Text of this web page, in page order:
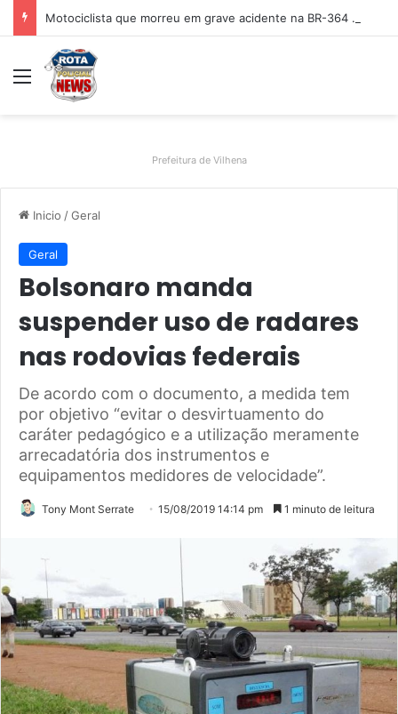
Motociclista que morreu em grave acidente na BR-364 é identificado; família procurava por ele antes de receber a notícia da tragédia
Menu
Prefeitura de Vilhena
Inicio /Geral
Geral
Bolsonaro manda
suspender uso de radares
nas rodovias federais
De acordo com o documento, a medida tem
por objetivo “evitar o desvirtuamento do
caráter pedagógico e a utilização meramente
arrecadatória dos instrumentos e
equipamentos medidores de velocidade”.
Tony Mont Serrate 15/08/2019 14:14 pm 1 minuto de leitura